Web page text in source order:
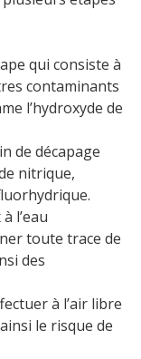
qui consiste à
contaminants
l’hydroxyde de
de décapage
nitrique,
l’eau
toute trace de
des
à l’air libre
le risque de